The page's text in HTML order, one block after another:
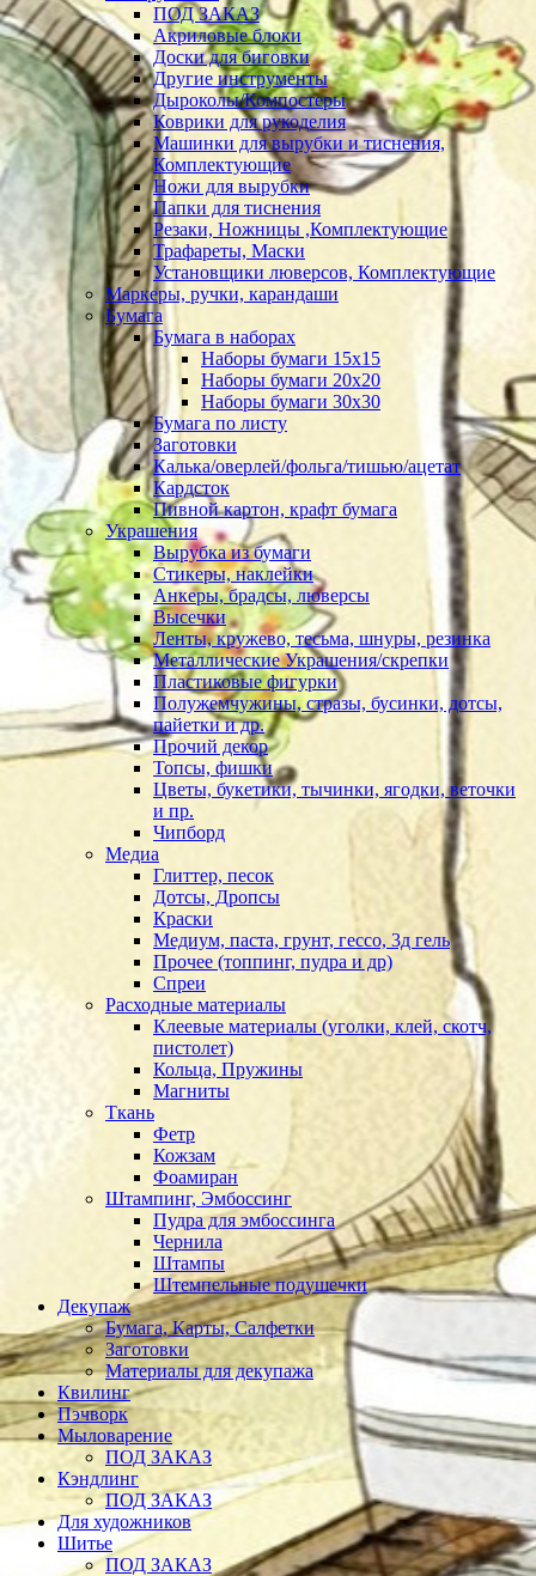
ПОД ЗАКАЗ
Акриловые блоки
Доски для биговки
Другие инструменты
Дыроколы/Компостеры
Коврики для рукоделия
Машинки для вырубки и тиснения,
Комплектующие
Ножи для вырубки
Папки для тиснения
Резаки, Ножницы ,Комплектующие
Трафареты, Маски
Установщики люверсов, Комплектующие
Маркеры, ручки, карандаши
Бумага
Бумага в наборах
Наборы бумаги 15х15
Наборы бумаги 20х20
Наборы бумаги 30х30
Бумага по листу
Заготовки
Калька/оверлей/фольга/тишью/ацетат
Кардсток
Пивной картон, крафт бумага
Украшения
Вырубка из бумаги
Стикеры, наклейки
Анкеры, брадсы, люверсы
Высечки
Ленты, кружево, тесьма, шнуры, резинка
Металлические Украшения/скрепки
Пластиковые фигурки
Полужемчужины, стразы, бусинки, дотсы,
пайетки и др.
Прочий декор
Топсы, фишки
Цветы, букетики, тычинки, ягодки, веточки
и пр.
Чипборд
Медиа
Глиттер, песок
Дотсы, Дропсы
Краски
Медиум, паста, грунт, гессо, 3д гель
Прочее (топпинг, пудра и др)
Спреи
Расходные материалы
Клеевые материалы (уголки, клей, скотч,
пистолет)
Кольца, Пружины
Магниты
Ткань
Фетр
Кожзам
Фоамиран
Штампинг, Эмбоссинг
Пудра для эмбоссинга
Чернила
Штампы
Штемпельные подушечки
Декупаж
Бумага, Карты, Салфетки
Заготовки
Материалы для декупажа
Квилинг
Пэчворк
Мыловарение
ПОД ЗАКАЗ
Кэндлинг
ПОД ЗАКАЗ
Для художников
Шитье
ПОД ЗАКАЗ